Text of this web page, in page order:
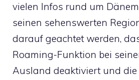
vielen Infos rund um
seinen sehenswerten
darauf geachtet werden,
Roaming-Funktion bei
Ausland deaktiviert und